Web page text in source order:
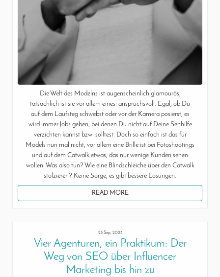
Die Welt des Modelns ist augenscheinlich glamourös,
tatsächlich ist sie vor allem eines: anspruchsvoll. Egal, ob Du
auf dem Laufsteg schwebst oder vor der Kamera posierst, es
wird immer Jobs geben, bei denen Du nicht auf Deine Sehhilfe
verzichten kannst bzw. solltest. Doch so einfach ist das für
Models nun mal nicht, vor allem eine Brille ist bei Fotoshootings
und auf dem Catwalk etwas, das nur wenige Kunden sehen
wollen. Was also tun? Wie eine Blindschleiche über den Catwalk
stolzieren? Keine Sorge, es gibt bessere Lösungen.
READ MORE
25 Sep, 2023
Vier Agenturen, ein Praktikum: Der
Weg von SEO über Influencer
Marketing bis hin zu